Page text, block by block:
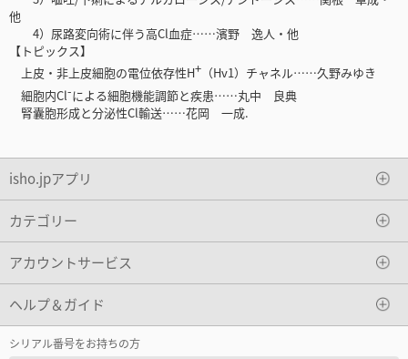
他
4）尿路変向術に伴う高Cl血症……濱野 逸人・他
【トピックス】
上皮・非上皮細胞の電位依存性H+ （Hv1）チャネル……久野みゆき
細胞内Cl-による細胞機能調節と疾患……丸中 良典
腎囊胞形成と分泌性Cl輸送……花岡 一成.
isho.jpアプリ
カテゴリー
アカウントサービス
ヘルプ＆ガイド
シリアル番号をお持ちの方